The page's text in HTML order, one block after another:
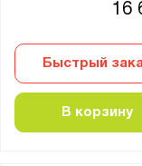
16
Быстрый
В корзину